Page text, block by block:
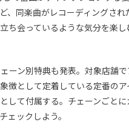
、同楽曲がレコーディングされ
ち会っているような気分を楽
ーン別特典も発表。対象店舗
徴として定着している定番の
して付属する。チェーンごと
ェックしよう。